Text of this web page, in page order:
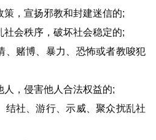
策，宣扬邪教和封建迷信的;
社会秩序，破坏社会稳定的;
、赌博、暴力、恐怖或者教唆犯
人，侵害他人合法权益的;
结社、游行、示威、聚众扰乱社